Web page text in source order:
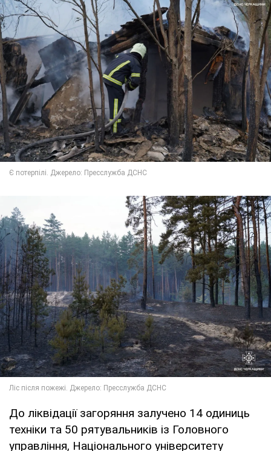
До ліквідації загоряння залучено 14 одиниць
техніки та 50 рятувальників із Головного
управління, Національного університету